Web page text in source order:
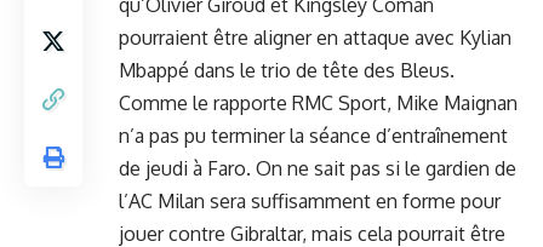
pourraient être aligner en attaque avec Kylian
Mbappé dans le trio de tête des Bleus.
Comme le rapporte RMC Sport, Mike Maignan
n’a pas pu terminer la séance d’entraînement
de jeudi à Faro. On ne sait pas si le gardien de
l’AC Milan sera suffisamment en forme pour
jouer contre Gibraltar, mais cela pourrait être